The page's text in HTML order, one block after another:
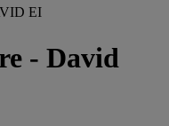
EI
- David